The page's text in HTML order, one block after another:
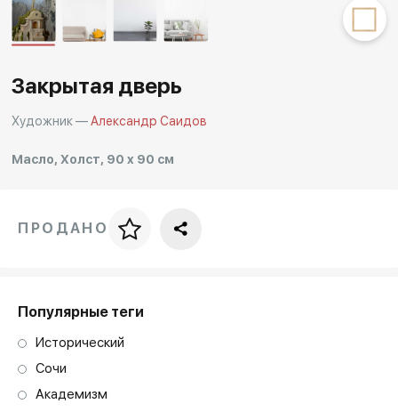
Закрытая дверь
Художник —Александр Саидов
Масло, Холст, 90 x 90 см
Цена за багет
ПРОДАНО
Популярные теги
Исторический
Сочи
Академизм